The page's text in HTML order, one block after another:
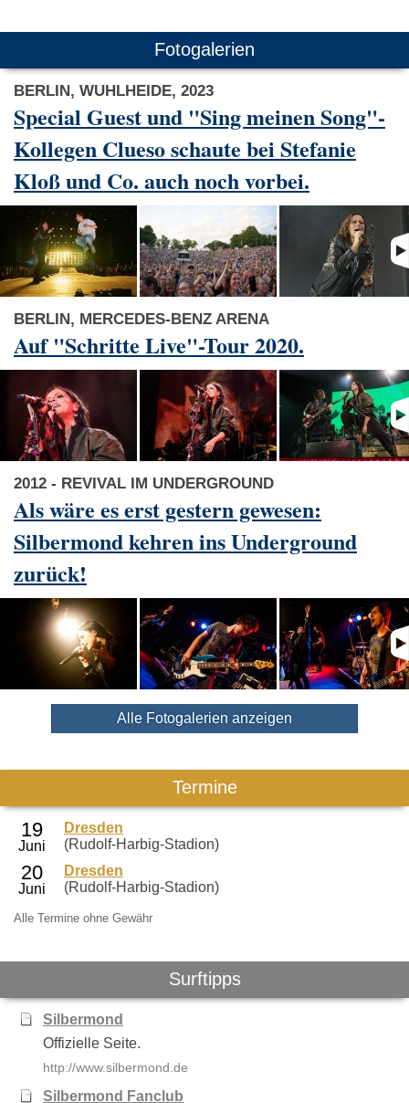
Fotogalerien
BERLIN, WUHLHEIDE, 2023
Special Guest und "Sing meinen Song"-
Kollegen Clueso schaute bei Stefanie
Kloß und Co. auch noch vorbei.
BERLIN, MERCEDES-BENZ ARENA
Auf "Schritte Live"-Tour 2020.
2012 - REVIVAL IM UNDERGROUND
Als wäre es erst gestern gewesen:
Silbermond kehren ins Underground
zurück!
Alle Fotogalerien anzeigen
Termine
Dresden
(Rudolf-Harbig-Stadion)
Dresden
(Rudolf-Harbig-Stadion)
Alle Termine ohne Gewähr
Surftipps
Silbermond
Offizielle Seite.
http://www.silbermond.de
Silbermond Fanclub